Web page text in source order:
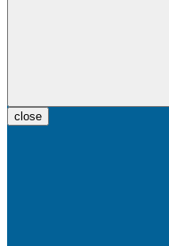
close